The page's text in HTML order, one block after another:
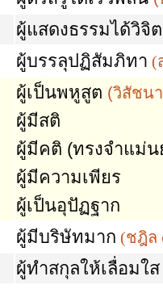
ผู้แสดงธรรมได้วิจิ
ผู้บรรลุปฏิสัมภิทา (
ผู้เป็นพหูสูต (วิสัชน
ผู้มีสติ
ผู้มีคติ (ทรงจำแม่น
ผู้มีความเพียร
ผู้เป็นอุปัฏฐาก
ผู้มีบริษัทมาก (ชฎิล
ผู้ทำสกุลให้เลื่อมใส